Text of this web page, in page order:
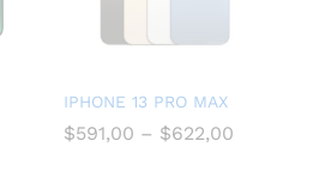
IPHONE 13 PRO MAX
$591,00 – $622,00